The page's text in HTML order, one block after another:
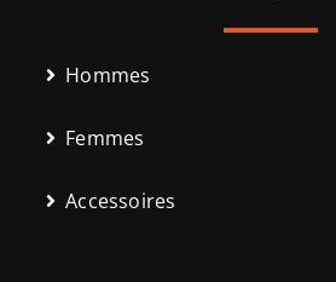
Hommes
Femmes
Accessoires